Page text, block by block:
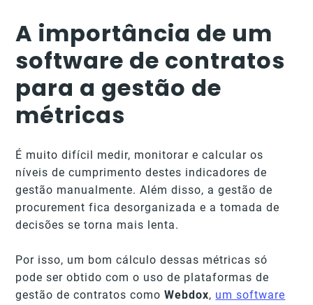
A importância de um
software de contratos
para a gestão de
métricas
É muito difícil medir, monitorar e calcular os
níveis de cumprimento destes indicadores de
gestão manualmente. Além disso, a gestão de
procurement fica desorganizada e a tomada de
decisões se torna mais lenta.
Por isso, um bom cálculo dessas métricas só
pode ser obtido com o uso de plataformas de
gestão de contratos comoWebdox, um software